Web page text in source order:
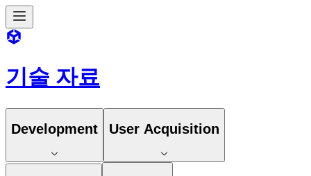
기술 자료
Development User Acquisition